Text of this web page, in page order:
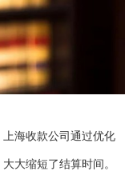
海收款公司通过优化
大缩短了结算时间。